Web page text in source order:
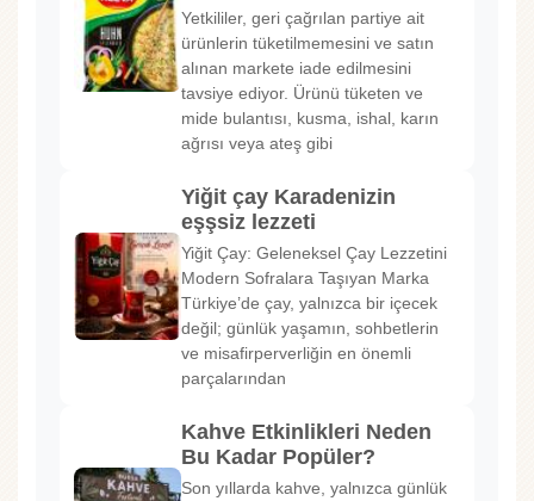
Yetkililer, geri çağrılan partiye ait
ürünlerin tüketilmemesini ve satın
alınan markete iade edilmesini
tavsiye ediyor. Ürünü tüketen ve
mide bulantısı, kusma, ishal, karın
ağrısı veya ateş gibi
Yiğit çay Karadenizin
eşşsiz lezzeti
Yiğit Çay: Geleneksel Çay Lezzetini
Modern Sofralara Taşıyan Marka
Türkiye’de çay, yalnızca bir içecek
değil; günlük yaşamın, sohbetlerin
ve misafirperverliğin en önemli
parçalarından
Kahve Etkinlikleri Neden
Bu Kadar Popüler?
Son yıllarda kahve, yalnızca günlük